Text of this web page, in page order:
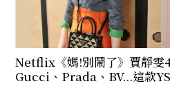
Netflix《媽!別鬧了》賈靜雯
Gucci、Prada、BV...這款